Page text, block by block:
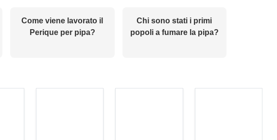
Come viene lavorato il
Perique per pipa?
Chi sono stati i primi
popoli a fumare la pipa?